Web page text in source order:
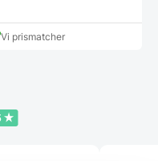
vare
Vi prismatcher